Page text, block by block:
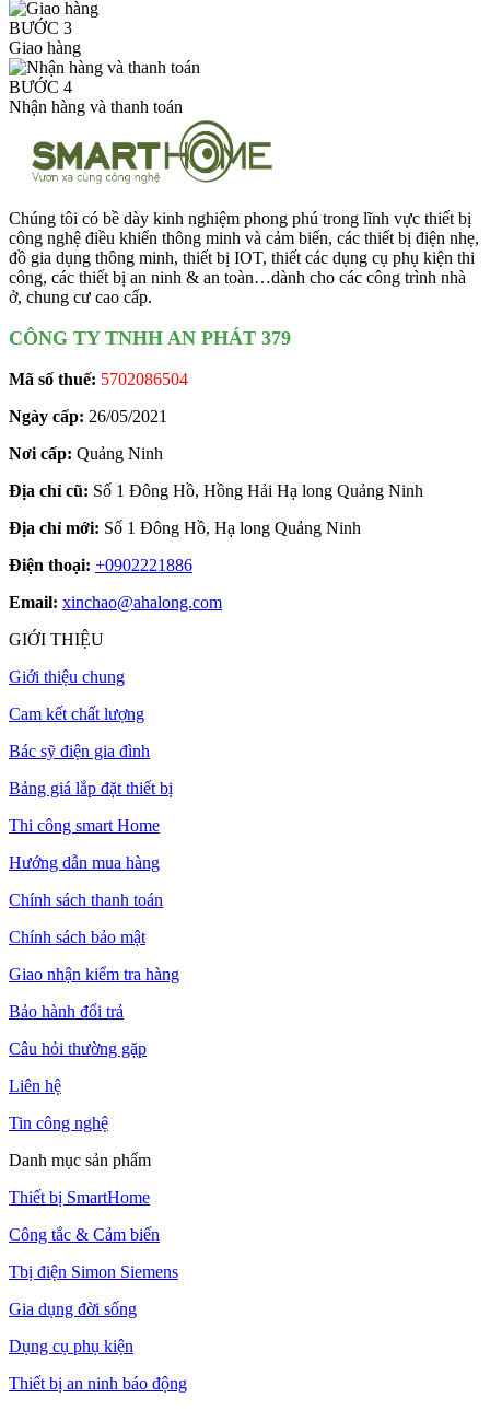
BƯỚC 3
Giao hàng
BƯỚC 4
Nhận hàng và thanh toán
Chúng tôi có bề dày kinh nghiệm phong phú trong lĩnh vực thiết bị
công nghệ điều khiển thông minh và cảm biến, các thiết bị điện nhẹ,
đồ gia dụng thông minh, thiết bị IOT, thiết các dụng cụ phụ kiện thi
công, các thiết bị an ninh & an toàn…dành cho các công trình nhà
ở, chung cư cao cấp.
CÔNG TY TNHH AN PHÁT 379
Mã số thuế: 5702086504
Ngày cấp: 26/05/2021
Nơi cấp: Quảng Ninh
Địa chỉ cũ: Số 1 Đông Hồ, Hồng Hải Hạ long Quảng Ninh
Địa chỉ mới: Số 1 Đông Hồ, Hạ long Quảng Ninh
Điện thoại: +0902221886
Email: xinchao@ahalong.com
GIỚI THIỆU
Giới thiệu chung
Cam kết chất lượng
Bác sỹ điện gia đình
Bảng giá lắp đặt thiết bị
Thi công smart Home
Hướng dẫn mua hàng
Chính sách thanh toán
Chính sách bảo mật
Giao nhận kiểm tra hàng
Bảo hành đổi trả
Câu hỏi thường gặp
Liên hệ
Tin công nghệ
Danh mục sản phẩm
Thiết bị SmartHome
Công tắc & Cảm biến
Tbị điện Simon Siemens
Gia dụng đời sống
Dụng cụ phụ kiện
Thiết bị an ninh báo động